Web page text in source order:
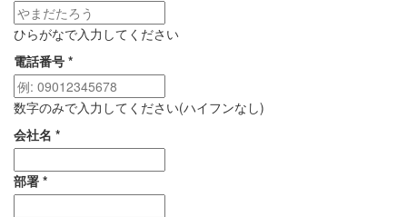
ひらがなで入力してください
電話番号 *
数字のみで入力してください(ハイフンなし)
会社名 *
部署 *